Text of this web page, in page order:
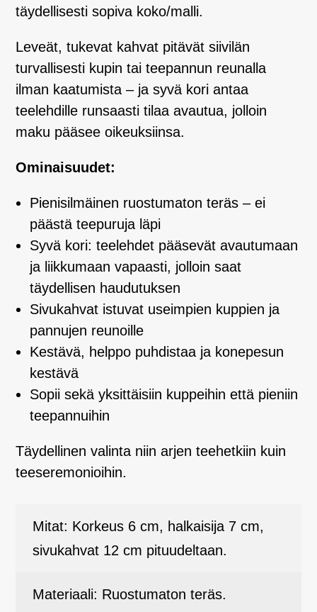
täydellisesti sopiva koko/malli.
Leveät, tukevat kahvat pitävät siivilän
turvallisesti kupin tai teepannun reunalla
ilman kaatumista – ja syvä kori antaa
teelehdille runsaasti tilaa avautua, jolloin
maku pääsee oikeuksiinsa.
Ominaisuudet:
Pienisilmäinen ruostumaton teräs – ei
päästä teepuruja läpi
Syvä kori: teelehdet pääsevät avautumaan
ja liikkumaan vapaasti, jolloin saat
täydellisen haudutuksen
Sivukahvat istuvat useimpien kuppien ja
pannujen reunoille
Kestävä, helppo puhdistaa ja konepesun
kestävä
Sopii sekä yksittäisiin kuppeihin että pieniin
teepannuihin
Täydellinen valinta niin arjen teehetkiin kuin
teeseremonioihin.
Mitat: Korkeus 6 cm, halkaisija 7 cm,
sivukahvat 12 cm pituudeltaan.
Materiaali: Ruostumaton teräs.